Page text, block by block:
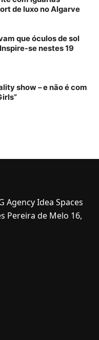
de luxo no Algarve
que óculos de sol
se nestes 19
show – e não é com
Agency Idea Spaces
Pereira de Melo 16,